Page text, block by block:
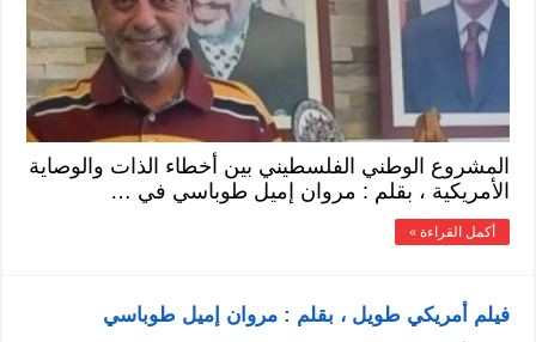
المشروع الوطني الفلسطيني بين أخطاء الذات والوصاية
الأمريكية ، بقلم : مروان إميل طوباسي في …
أكمل القراءة »
فيلم أمريكي طويل ، بقلم : مروان إميل طوباسي